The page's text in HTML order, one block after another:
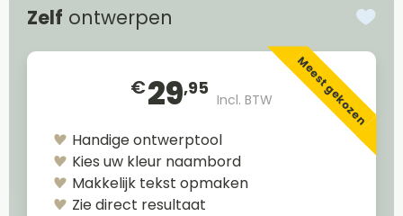
Zelf ontwerpen
€29,95
Incl. BTW Meest gekozen
Handige ontwerptool
Kies uw kleur naambord
Makkelijk tekst opmaken
Zie direct resultaat